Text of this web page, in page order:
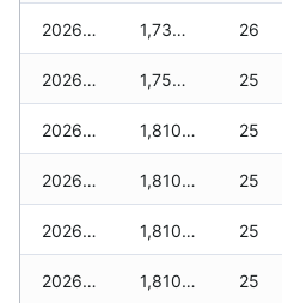
2026-04-02 1,735 zł 26
2026-04-01 1,755 zł 25
2026-03-31 1,810 zł 25
2026-03-30 1,810 zł 25
2026-03-29 1,810 zł 25
2026-03-28 1,810 zł 25